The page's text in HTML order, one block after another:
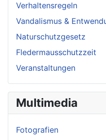
Verhaltensregeln
Vandalismus &
Naturschutzgesetz
Fledermausschutzzeit
Veranstaltungen
Multimedia
Fotografien